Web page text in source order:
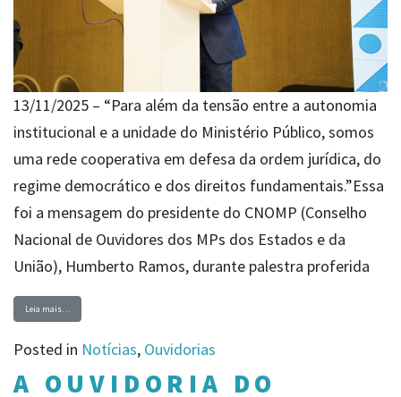
13/11/2025 – “Para além da tensão entre a autonomia
institucional e a unidade do Ministério Público, somos
uma rede cooperativa em defesa da ordem jurídica, do
regime democrático e dos direitos fundamentais.”Essa
foi a mensagem do presidente do CNOMP (Conselho
Nacional de Ouvidores dos MPs dos Estados e da
União), Humberto Ramos, durante palestra proferida
Leia mais…
Posted in Notícias, Ouvidorias
A OUVIDORIA DO